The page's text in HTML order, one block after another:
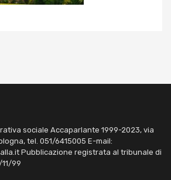
sociale Accaparlante 1999-2023, via
tel. 051/6415005 E-mail:
Pubblicazione registrata al tribunale di
99